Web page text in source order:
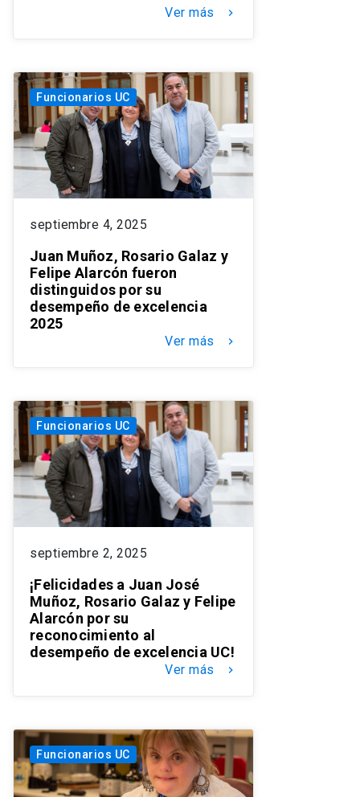
Ver más keyboard_arrow_right
Funcionarios UC
septiembre 4, 2025
Juan Muñoz, Rosario Galaz y
Felipe Alarcón fueron
distinguidos por su
desempeño de excelencia
2025
Ver más keyboard_arrow_right
Funcionarios UC
septiembre 2, 2025
¡Felicidades a Juan José
Muñoz, Rosario Galaz y Felipe
Alarcón por su
reconocimiento al
desempeño de excelencia UC!
Ver más keyboard_arrow_right
Funcionarios UC